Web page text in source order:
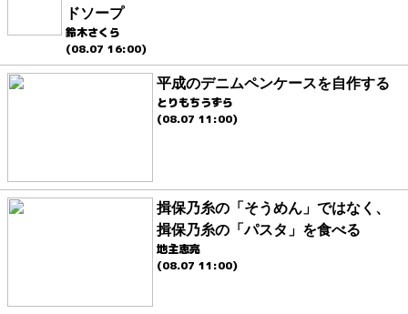
ドソープ
鈴木さくら
(08.07 16:00)
平成のデニムペンケースを自作する
とりもちうずら
(08.07 11:00)
揖保乃糸の「そうめん」ではなく、
揖保乃糸の「パスタ」を食べる
地主恵亮
(08.07 11:00)